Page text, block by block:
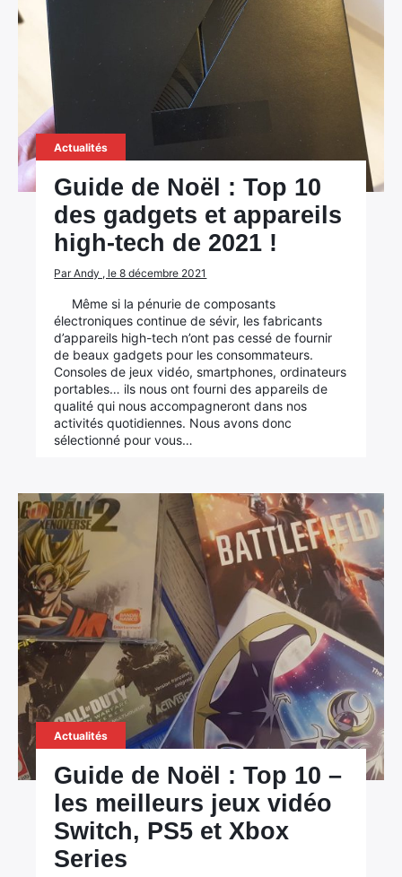
Actualités
Guide de Noël : Top 10
des gadgets et appareils
high-tech de 2021 !
Par Andy , le 8 décembre 2021
Même si la pénurie de composants
électroniques continue de sévir, les fabricants
d’appareils high-tech n’ont pas cessé de fournir
de beaux gadgets pour les consommateurs.
Consoles de jeux vidéo, smartphones, ordinateurs
portables… ils nous ont fourni des appareils de
qualité qui nous accompagneront dans nos
activités quotidiennes. Nous avons donc
sélectionné pour vous…
Actualités
Guide de Noël : Top 10 –
les meilleurs jeux vidéo
Switch, PS5 et Xbox
Series